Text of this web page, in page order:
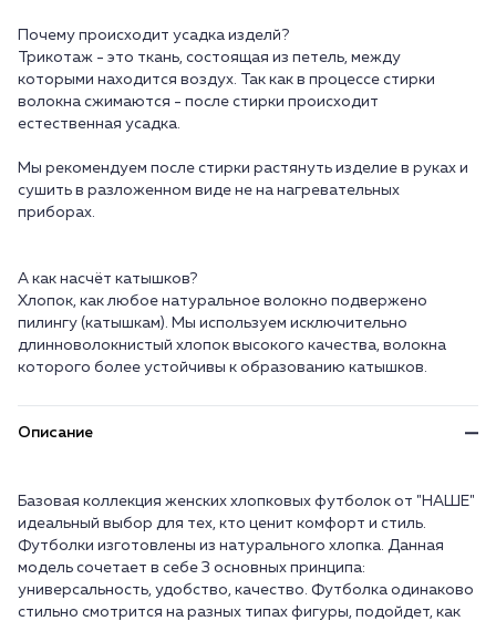
Почему происходит усадка изделй?
Трикотаж - это ткань, состоящая из петель, между
которыми находится воздух. Так как в процессе стирки
волокна сжимаются - после стирки происходит
естественная усадка.
Мы рекомендуем после стирки растянуть изделие в руках и
сушить в разложенном виде не на нагревательных
приборах.
А как насчёт катышков?
Хлопок, как любое натуральное волокно подвержено
пилингу (катышкам). Мы используем исключительно
длинноволокнистый хлопок высокого качества, волокна
Описание
Базовая коллекция женских хлопковых футболок от "НАШЕ"
идеальный выбор для тех, кто ценит комфорт и стиль.
Футболки изготовлены из натурального хлопка. Данная
модель сочетает в себе 3 основных принципа:
универсальность, удобство, качество. Футболка одинаково
стильно смотрится на разных типах фигуры, подойдет, как